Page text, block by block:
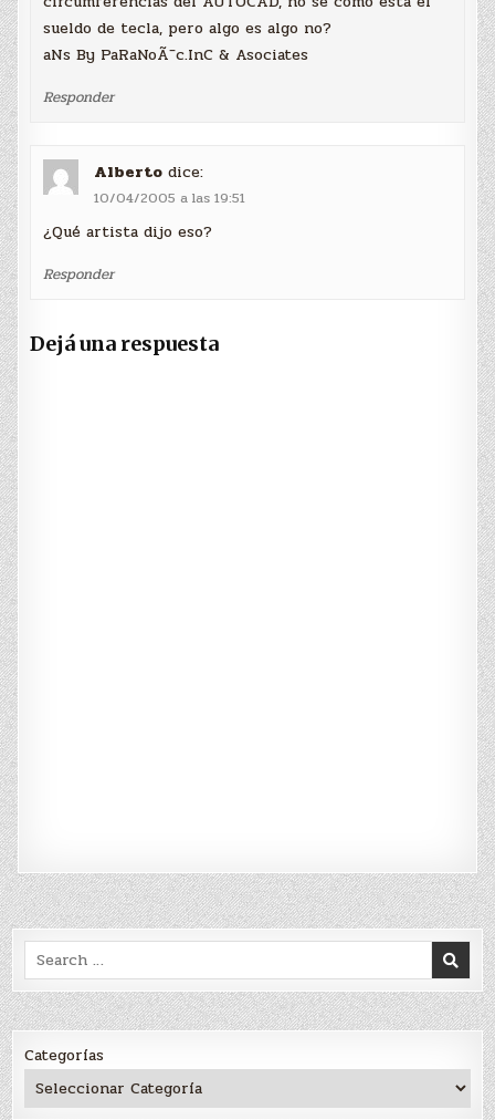
sueldo de tecla, pero algo es algo no?
aNs By PaRaNoÃ¯c.InC & Asociates
Responder
Alberto dice:
10/04/2005 a las 19:51
¿Qué artista dijo eso?
Responder
Dejá una respuesta
Search
for:
Categorías